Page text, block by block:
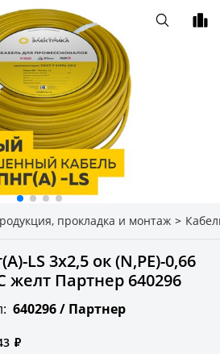
прокладка и монтаж >
LS 3х2,5 ок (N,РЕ)-0,66
желт Партнер 640296
640296 / Партнер
₽